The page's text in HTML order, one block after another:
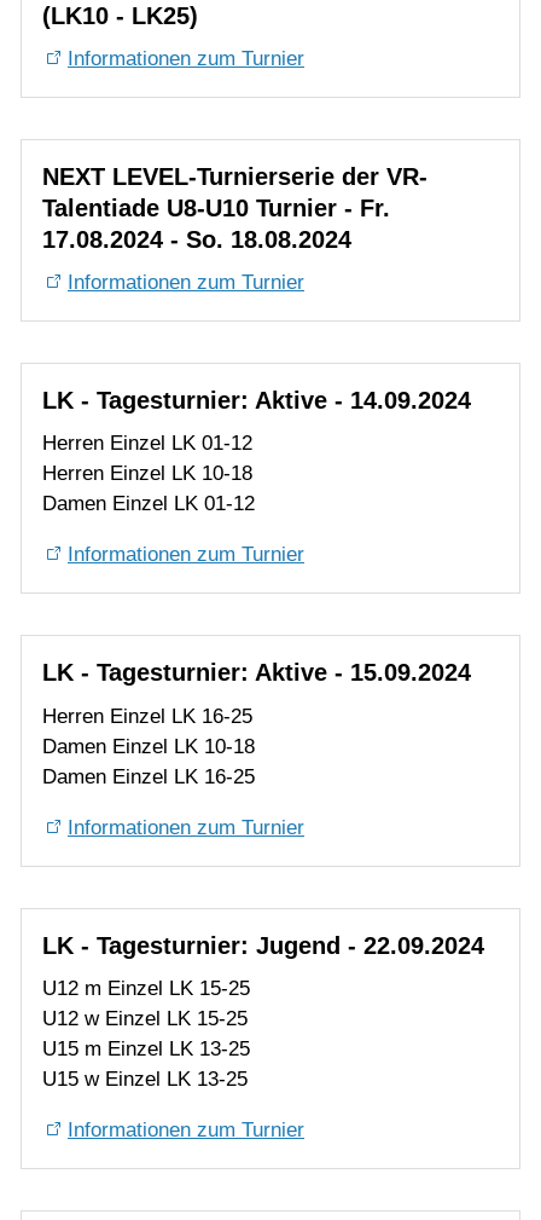
NEXT LEVEL-Turnierserie der VR-
Talentiade U8-U10 Turnier - Fr.
17.08.2024 - So. 18.08.2024
Informationen zum Turnier
LK - Tagesturnier: Aktive - 14.09.2024
Herren Einzel LK 01-12
Herren Einzel LK 10-18
Informationen zum Turnier
Herren Einzel LK 16-25
Damen Einzel LK 10-18
Informationen zum Turnier
U12 m Einzel LK 15-25
U12 w Einzel LK 15-25
U15 w Einzel LK 13-25
Informationen zum Turnier
Über die Sommersaison finden verschieden
interne Mixed-Turniere statt. Diese Turniere sind